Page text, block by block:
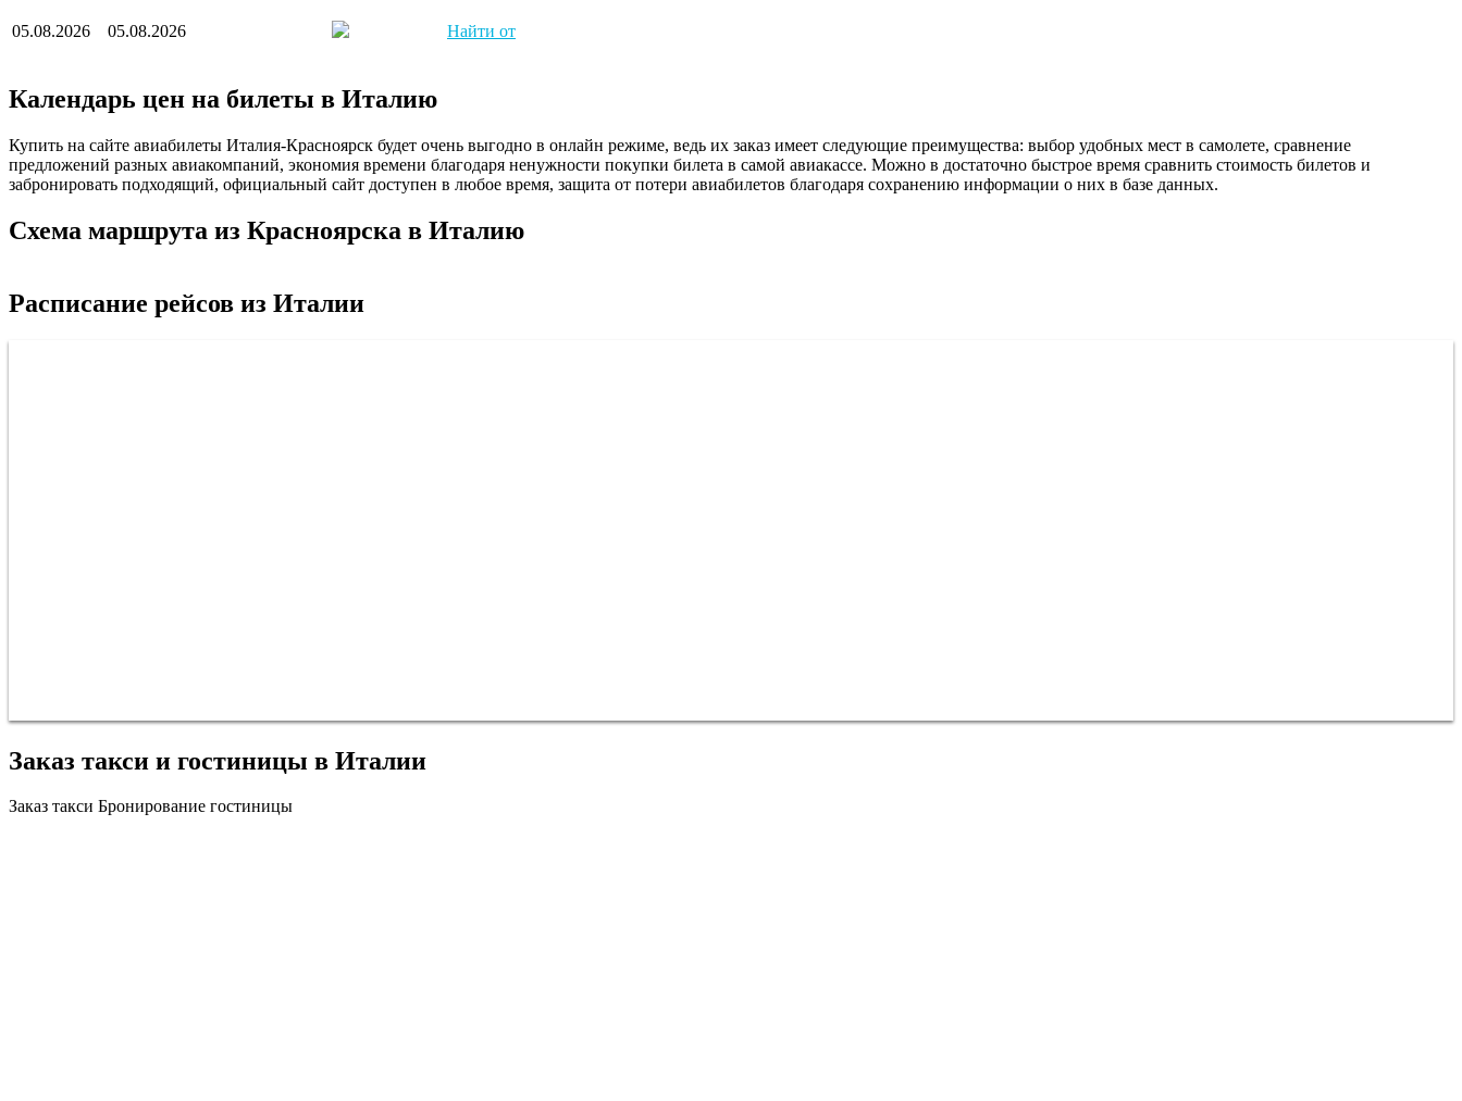
05.08.2026 05.08.2026 Найти от
Календарь цен на билеты в Италию
Купить на сайте авиабилеты Италия-Красноярск будет очень выгодно в онлайн режиме, ведь их заказ имеет следующие преимущества: выбор удобных мест в самолете, сравнение
предложений разных авиакомпаний, экономия времени благодаря ненужности покупки билета в самой авиакассе. Можно в достаточно быстрое время сравнить стоимость билетов и
забронировать подходящий, официальный сайт доступен в любое время, защита от потери авиабилетов благодаря сохранению информации о них в базе данных.
Схема маршрута из Красноярска в Италию
Расписание рейсов из Италии
Заказ такси и гостиницы в Италии
Заказ такси Бронирование гостиницы